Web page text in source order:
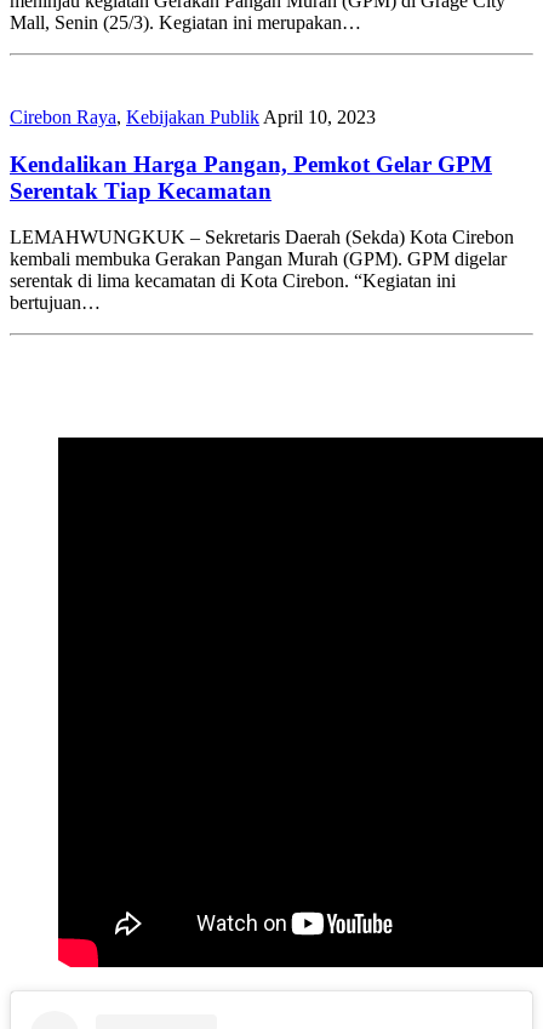
Mall, Senin (25/3). Kegiatan ini merupakan…
Cirebon Raya, Kebijakan Publik April 10, 2023
Kendalikan Harga Pangan, Pemkot Gelar GPM
Serentak Tiap Kecamatan
LEMAHWUNGKUK – Sekretaris Daerah (Sekda) Kota Cirebon
kembali membuka Gerakan Pangan Murah (GPM). GPM digelar
serentak di lima kecamatan di Kota Cirebon. “Kegiatan ini
bertujuan…